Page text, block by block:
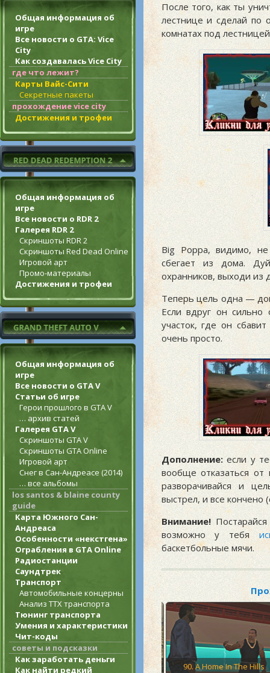
Общая информация об
игре
Все новости о GTA: Vice
City
Как создавалась Vice City
где что лежит?
Карты Вайс-Сити
Секретные пакеты
прохождение vice city
Достижения и трофеи
Общая информация об
игре
Все новости о RDR 2
Галерея RDR 2
Скриншоты RDR 2
Скриншоты Red Dead Online
Игровой арт
Промо-материалы
Достижения и трофеи
Общая информация об
игре
Все новости о GTA V
Статьи об игре
Герои прошлого в GTA V
… архив статей
Галерея GTA V
Скриншоты GTA V
Скриншоты GTA Online
Игровой арт
Снег в Сан-Андреасе (2014)
… все альбомы
los santos & blaine county
guide
Карта Южного Сан-
Андреаса
Особенности «некстгена»
Ограбления в GTA Online
Радиостанции
Саундтрек
Транспорт
Автомобильные концерны
Анализ ТТХ транспорта
Тюнинг транспорта
Умения и характеристики
Чит-коды
советы и подсказки
Как заработать деньги
Как найти редкий
После того, как ты
лестнице и сделай по
комнатах под
Big Poppa, видимо,
сбегает из дома.
охранников, выходи из
Теперь цель одна —
Если вдруг он сильно
участок, где он
очень просто.
Дополнение:если у
вообще отказаться от
разворачивайся и
выстрел, и все кончено
Внимание!
возможно у тебя
баскетбольные мячи.
89. High Noon 90. A Home In The Hills